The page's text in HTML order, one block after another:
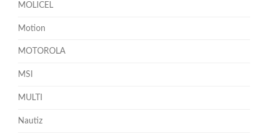
MOLICEL
Motion
MOTOROLA
MSI
MULTI
Nautiz